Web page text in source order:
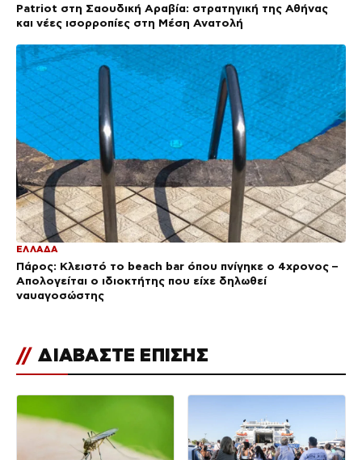
Patriot στη Σαουδική Αραβία: στρατηγική της Αθήνας
και νέες ισορροπίες στη Μέση Ανατολή
ΕΛΛΑΔΑ
Πάρος: Κλειστό το beach bar όπου πνίγηκε ο 4χρονος –
Απολογείται ο ιδιοκτήτης που είχε δηλωθεί
ναυαγοσώστης
// ΔΙΑΒΑΣΤΕ ΕΠΙΣΗΣ